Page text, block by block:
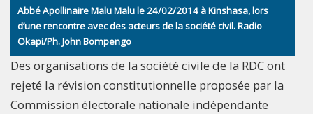
Abbé Apollinaire Malu Malu le 24/02/2014 à Kinshasa, lors
d’une rencontre avec des acteurs de la société civil. Radio
Okapi/Ph. John Bompengo
Des organisations de la société civile de la RDC ont
rejeté la révision constitutionnelle proposée par la
Commission électorale nationale indépendante